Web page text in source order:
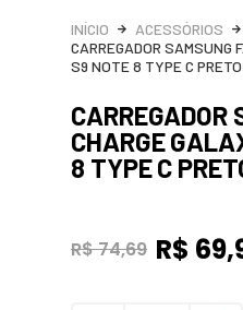
INÍCIO
ACESSÓRIOS
CARREGADOR SAMSUNG
S9 NOTE 8 TYPE C PRETO
CARREGADOR
CHARGE
8 TYPE C
R$74,69 R$